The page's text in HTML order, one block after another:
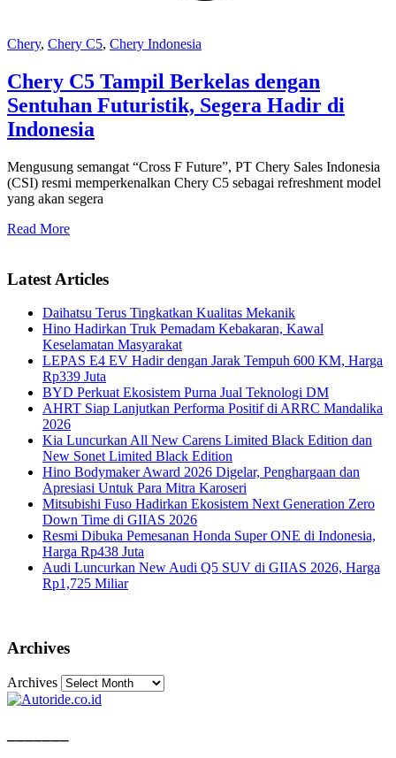
Chery, Chery C5, Chery Indonesia
Chery C5 Tampil Berkelas dengan
Sentuhan Futuristik, Segera Hadir di
Indonesia
Mengusung semangat “Cross F Future”, PT Chery Sales Indonesia
(CSI) resmi memperkenalkan Chery C5 sebagai refreshment model
yang akan segera
Read More
Latest Articles
Daihatsu Terus Tingkatkan Kualitas Mekanik
Hino Hadirkan Truk Pemadam Kebakaran, Kawal
Keselamatan Masyarakat
LEPAS E4 EV Hadir dengan Jarak Tempuh 600 KM, Harga
Rp339 Juta
BYD Perkuat Ekosistem Purna Jual Teknologi DM
AHRT Siap Lanjutkan Performa Positif di ARRC Mandalika
2026
Kia Luncurkan All New Carens Limited Black Edition dan
New Sonet Limited Black Edition
Hino Bodymaker Award 2026 Digelar, Penghargaan dan
Apresiasi Untuk Para Mitra Karoseri
Mitsubishi Fuso Hadirkan Ekosistem Next Generation Zero
Down Time di GIIAS 2026
Resmi Dibuka Pemesanan Honda Super ONE di Indonesia,
Harga Rp438 Juta
Audi Luncurkan New Audi Q5 SUV di GIIAS 2026, Harga
Rp1,725 Miliar
Archives
Archives